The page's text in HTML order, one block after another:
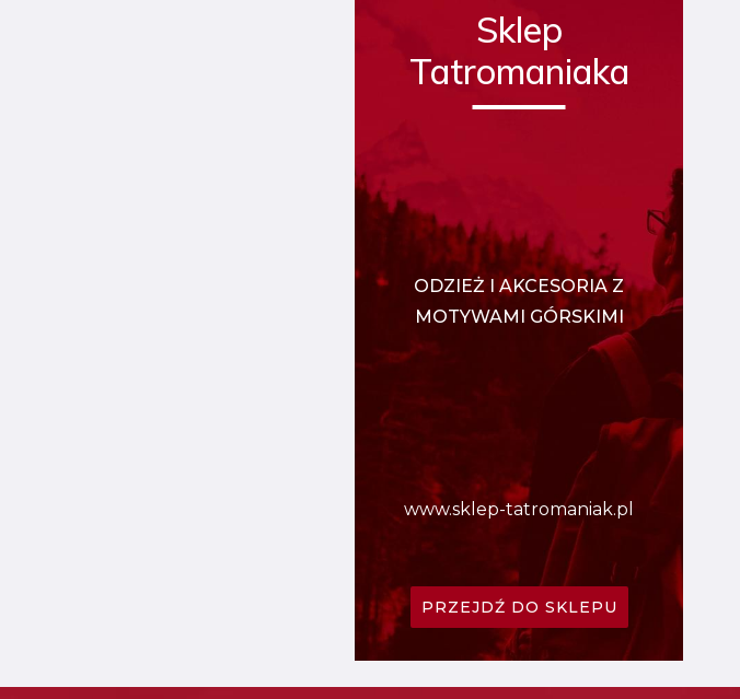
Sklep
Tatromaniaka
ODZIEŻ I AKCESORIA Z
MOTYWAMI GÓRSKIMI
www.sklep-tatromaniak.pl
PRZEJDŹ DO SKLEPU